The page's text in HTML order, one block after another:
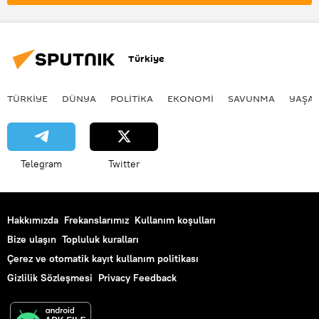
Nadir Toprak Elementleri
DÜNYA
Türkiye
TÜRKIYE DÜNYA POLİTİKA EKONOMİ SAVUNMA
Telegram Twitter
Hakkımızda Frekanslarımız Kullanım koşulları
Bize ulaşın Topluluk kuralları
Çerez ve otomatik kayıt kullanım politikası
Gizlilik Sözleşmesi Privacy Feedback